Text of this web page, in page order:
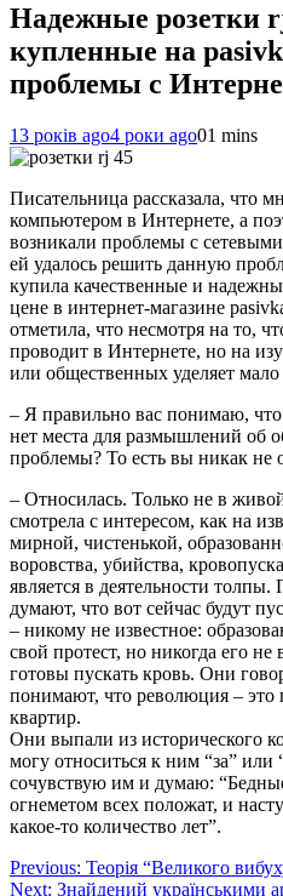
Надежные розетки
купленные на
проблемы с
13 років ago4 роки ago01 mins
Писательница рассказала, что
компьютером в Интернете, а
возникали проблемы с
ей удалось решить данную
купила качественные и
цене в интернет-магазине
отметила, что несмотря на то,
проводит в Интернете, но на
или общественных уделяет
– Я правильно вас понимаю,
нет места для размышлений об
проблемы? То есть вы никак не
– Относилась. Только не в
смотрела с интересом, как на
мирной, чистенькой,
воровства, убийства,
является в деятельности
думают, что вот сейчас будут
– никому не известное:
свой протест, но никогда его
готовы пускать кровь. Они
понимают, что революция – это
квартир.
Они выпали из исторического
могу относиться к ним “за” или
сочувствую им и думаю:
огнеметом всех положат, и
какое-то количество лет”.
Навігація
Previous: Теорія “Великого
Next: Знайдений українськими